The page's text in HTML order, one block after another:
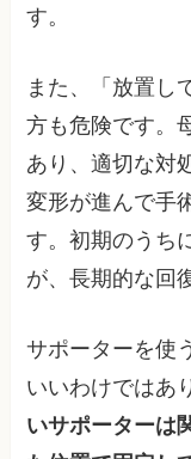
す。
また、「放置し
方も危険です。
あり、適切な対
変形が進んで手
す。初期のうち
が、長期的な回
サポーターを使
いいわけではあ
いサポーターは